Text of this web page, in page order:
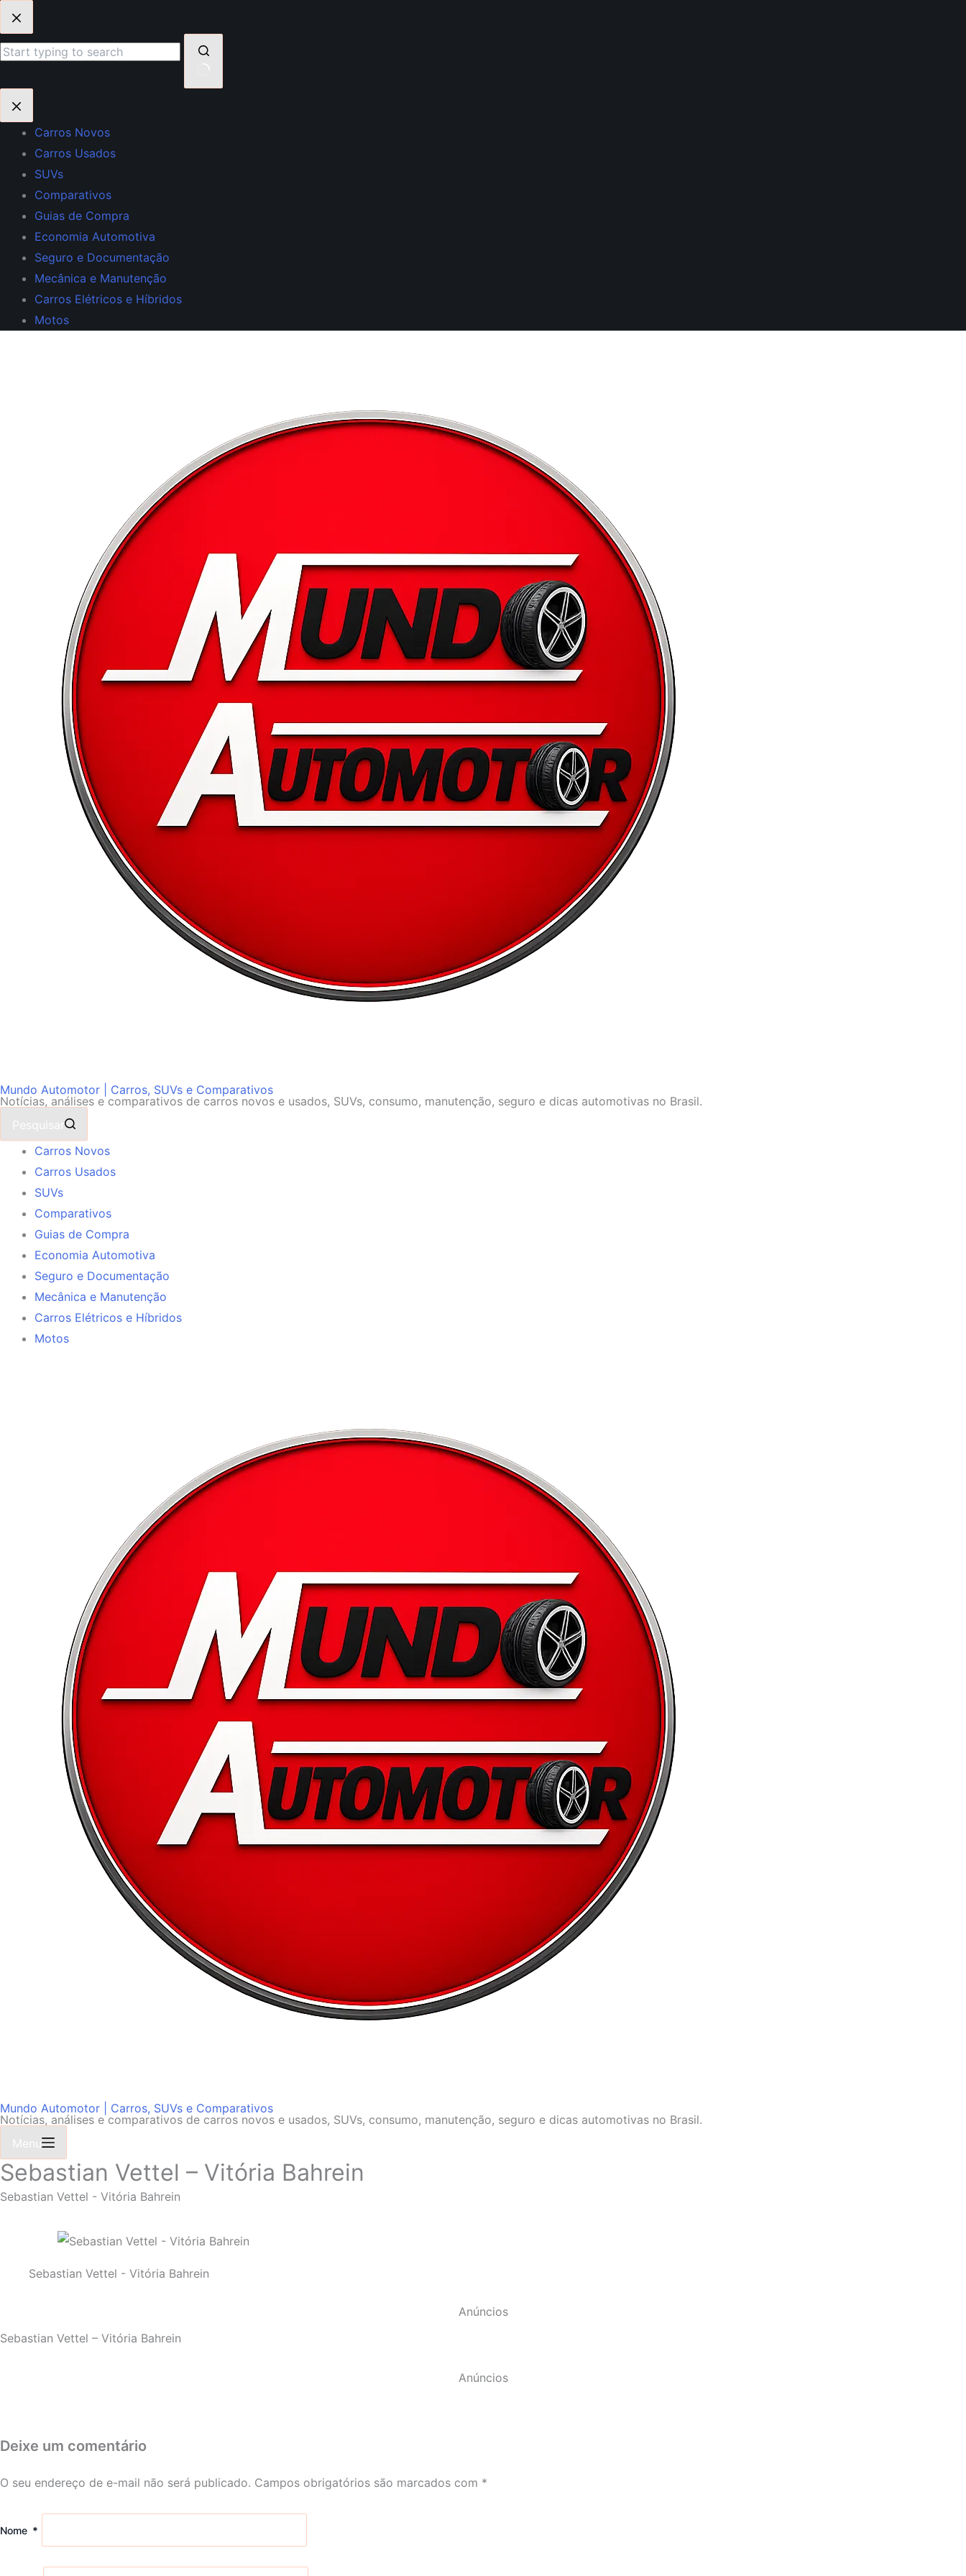
para
o
resultados
Carros Novos
Carros Usados
SUVs
Comparativos
Guias de Compra
Economia Automotiva
Seguro e Documentação
Mecânica e Manutenção
Carros Elétricos e Híbridos
Motos
Mundo Automotor | Carros, SUVs e Comparativos
Notícias, análises e comparativos de carros novos e usados, SUVs, consumo, manutenção, seguro e dicas automotivas no Brasil.
Pesquisar
Carros Novos
Carros Usados
SUVs
Comparativos
Guias de Compra
Economia Automotiva
Seguro e Documentação
Mecânica e Manutenção
Carros Elétricos e Híbridos
Motos
Mundo Automotor | Carros, SUVs e Comparativos
Notícias, análises e comparativos de carros novos e usados, SUVs, consumo, manutenção, seguro e dicas automotivas no Brasil.
Menu
Sebastian Vettel – Vitória Bahrein
Sebastian Vettel - Vitória Bahrein
Sebastian Vettel - Vitória Bahrein
Anúncios
Sebastian Vettel – Vitória Bahrein
Anúncios
Deixe um comentário
O seu endereço de e-mail não será publicado. Campos obrigatórios são marcados com *
Nome *